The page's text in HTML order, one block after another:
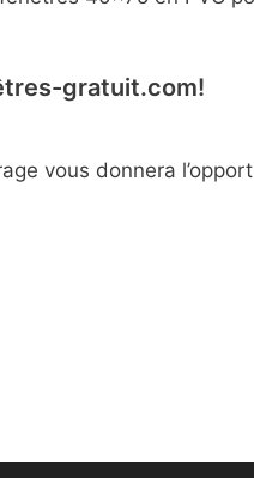
gratuit.com!
vous donnera